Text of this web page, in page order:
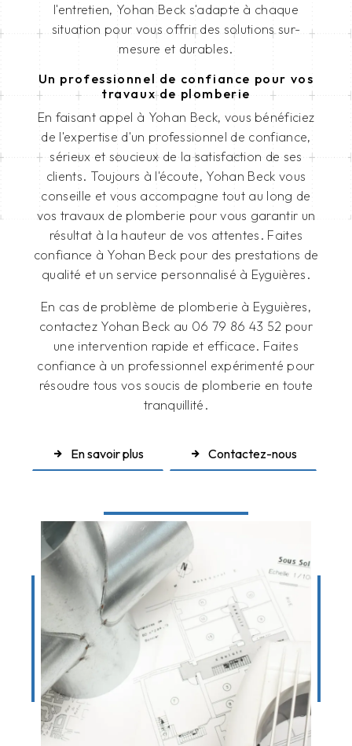
l'entretien, Yohan Beck s'adapte à chaque
situation pour vous offrir des solutions sur-
mesure et durables.
Un professionnel de confiance pour vos
travaux de plomberie
En faisant appel à Yohan Beck, vous bénéficiez
de l'expertise d'un professionnel de confiance,
sérieux et soucieux de la satisfaction de ses
clients. Toujours à l'écoute, Yohan Beck vous
conseille et vous accompagne tout au long de
vos travaux de plomberie pour vous garantir un
résultat à la hauteur de vos attentes. Faites
confiance à Yohan Beck pour des prestations de
qualité et un service personnalisé à Eyguières.
En cas de problème de plomberie à Eyguières,
contactez Yohan Beck au 06 79 86 43 52 pour
une intervention rapide et efficace. Faites
confiance à un professionnel expérimenté pour
résoudre tous vos soucis de plomberie en toute
tranquillité.
En savoir plus Contactez-nous